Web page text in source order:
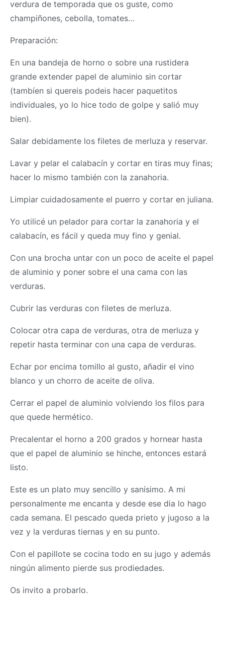
verdura de temporada que os guste, como
champiñones, cebolla, tomates…
Preparación:
En una bandeja de horno o sobre una rustidera
grande extender papel de aluminio sin cortar
(tambíen si quereis podeis hacer paquetitos
individuales, yo lo hice todo de golpe y salió muy
bien).
Salar debidamente los filetes de merluza y reservar.
Lavar y pelar el calabacín y cortar en tiras muy finas;
hacer lo mismo también con la zanahoria.
Limpiar cuidadosamente el puerro y cortar en juliana.
Yo utilicé un pelador para cortar la zanahoria y el
calabacín, es fácil y queda muy fino y genial.
Con una brocha untar con un poco de aceite el papel
de aluminio y poner sobre el una cama con las
verduras.
Cubrir las verduras con filetes de merluza.
Colocar otra capa de verduras, otra de merluza y
repetir hasta terminar con una capa de verduras.
Echar por encima tomillo al gusto, añadir el vino
blanco y un chorro de aceite de oliva.
Cerrar el papel de aluminio volviendo los filos para
que quede hermético.
Precalentar el horno a 200 grados y hornear hasta
que el papel de aluminio se hinche, entonces estará
listo.
Este es un plato muy sencillo y sanísimo. A mi
personalmente me encanta y desde ese dia lo hago
cada semana. El pescado queda prieto y jugoso a la
vez y la verduras tiernas y en su punto.
Con el papillote se cocina todo en su jugo y además
ningún alimento pierde sus prodiedades.
Os invito a probarlo.